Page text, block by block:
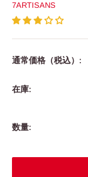
7ARTISANS
通常価格（税込）:
在庫:
数量: